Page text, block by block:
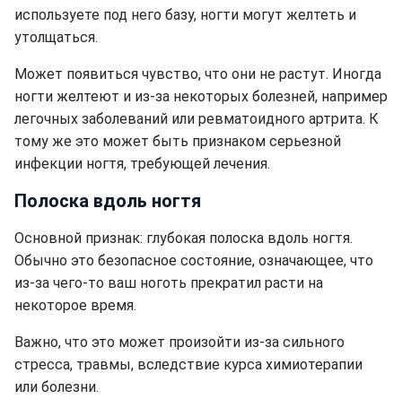
используете под него базу, ногти могут желтеть и
утолщаться.
Может появиться чувство, что они не растут. Иногда
ногти желтеют и из-за некоторых болезней, например
легочных заболеваний или ревматоидного артрита. К
тому же это может быть признаком серьезной
инфекции ногтя, требующей лечения.
Полоска вдоль ногтя
Основной признак: глубокая полоска вдоль ногтя.
Обычно это безопасное состояние, означающее, что
из-за чего-то ваш ноготь прекратил расти на
некоторое время.
Важно, что это может произойти из-за сильного
стресса, травмы, вследствие курса химиотерапии
или болезни.